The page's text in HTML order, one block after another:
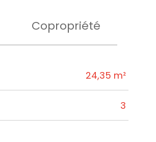
Copropriété
24,35 m²
3